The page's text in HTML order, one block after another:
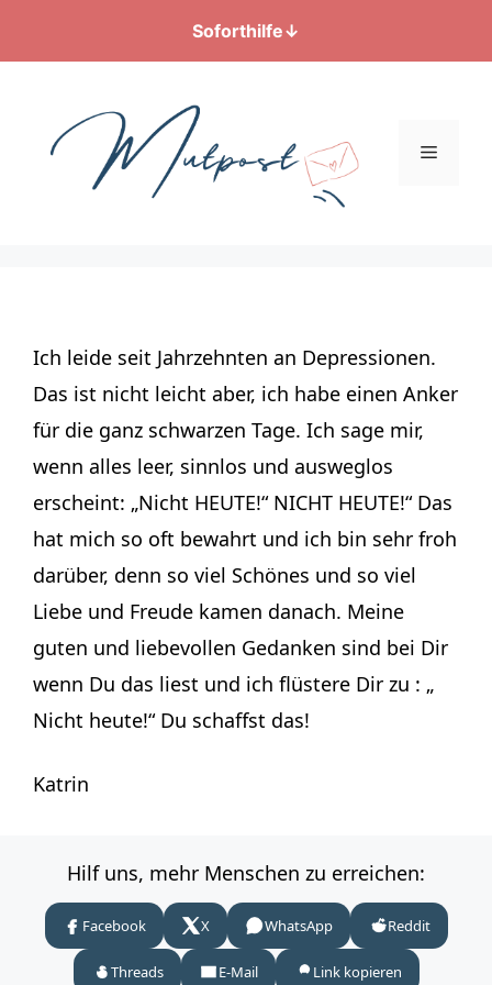
Soforthilfe↓
springen
Menü
Ich leide seit Jahrzehnten an Depressionen.
Das ist nicht leicht aber, ich habe einen Anker
für die ganz schwarzen Tage. Ich sage mir,
wenn alles leer, sinnlos und ausweglos
erscheint: „Nicht HEUTE!“ NICHT HEUTE!“ Das
hat mich so oft bewahrt und ich bin sehr froh
darüber, denn so viel Schönes und so viel
Liebe und Freude kamen danach. Meine
guten und liebevollen Gedanken sind bei Dir
wenn Du das liest und ich flüstere Dir zu : „
Nicht heute!“ Du schaffst das!
Katrin
Hilf uns, mehr Menschen zu erreichen:
Facebook X WhatsApp Reddit
Threads E-Mail Link kopieren